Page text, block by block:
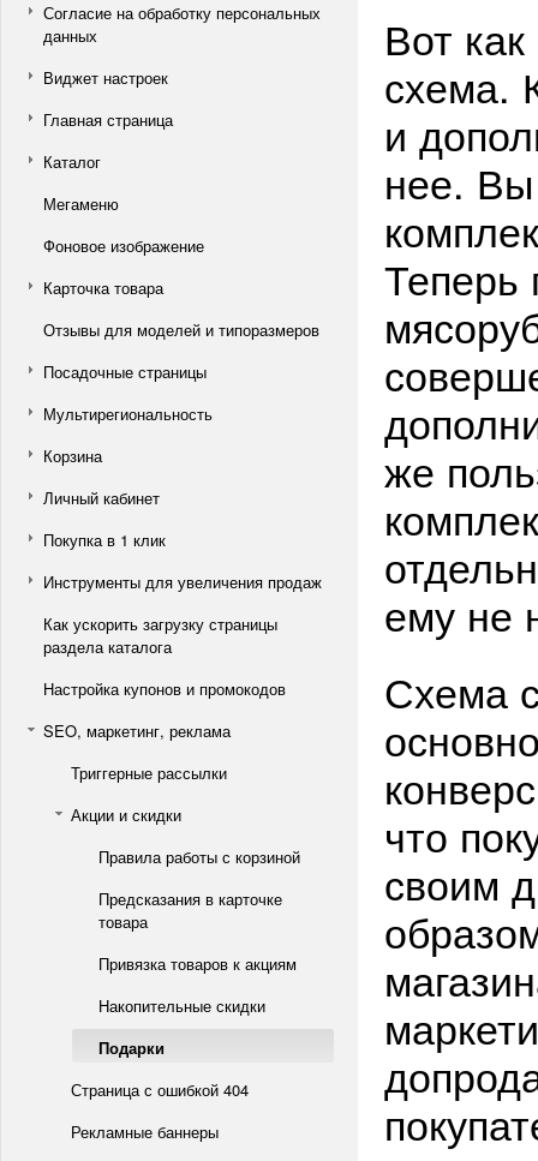
Согласие на обработку персональных
данных
Виджет настроек
Главная страница
Каталог
Мегаменю
Фоновое изображение
Карточка товара
Отзывы для моделей и типоразмеров
Посадочные страницы
Мультирегиональность
Корзина
Личный кабинет
Покупка в 1 клик
Инструменты для увеличения продаж
Как ускорить загрузку страницы
раздела каталога
Настройка купонов и промокодов
SEO, маркетинг, реклама
Триггерные рассылки
Акции и скидки
Правила работы с корзиной
Предсказания в карточке
товара
Привязка товаров к акциям
Накопительные скидки
Подарки
Страница с ошибкой 404
Рекламные баннеры
Вот
схема.
и
нее.
Теперь
же
ему не
Схема
что
своим